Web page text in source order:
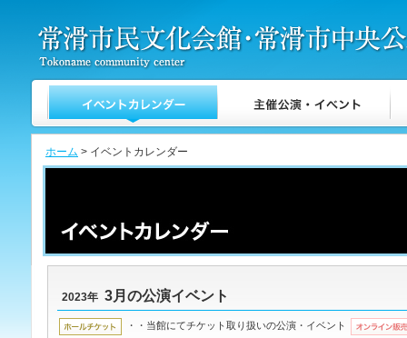
ホーム > イベントカレンダー
2023年 3月の公演イベント
・・当館にてチケット取り扱いの公演・イベント